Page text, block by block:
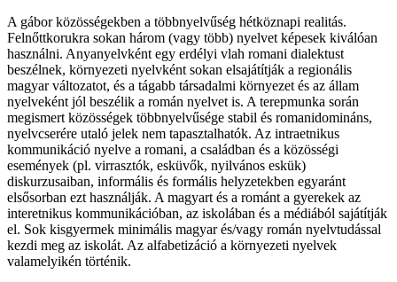
A gábor közösségekben a többnyelvűség hétköznapi realitás.
Felnőttkorukra sokan három (vagy több) nyelvet képesek kiválóan
használni. Anyanyelvként egy erdélyi vlah romani dialektust
beszélnek, környezeti nyelvként sokan elsajátítják a regionális
magyar változatot, és a tágabb társadalmi környezet és az állam
nyelveként jól beszélik a román nyelvet is. A terepmunka során
megismert közösségek többnyelvűsége stabil és romanidomináns,
nyelvcserére utaló jelek nem tapasztalhatók. Az intraetnikus
kommunikáció nyelve a romani, a családban és a közösségi
események (pl. virrasztók, esküvők, nyilvános eskük)
diskurzusaiban, informális és formális helyzetekben egyaránt
elsősorban ezt használják. A magyart és a románt a gyerekek az
interetnikus kommunikációban, az iskolában és a médiából sajátítják
el. Sok kisgyermek minimális magyar és/vagy román nyelvtudással
kezdi meg az iskolát. Az alfabetizáció a környezeti nyelvek
valamelyikén történik.